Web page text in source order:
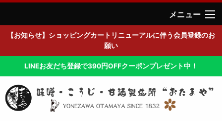
メニュー
【お知らせ】ショッピングカートリニューアルに伴う会員登録のお
願い
LINEお友だち登録で390円OFFクーポンプレゼント中！